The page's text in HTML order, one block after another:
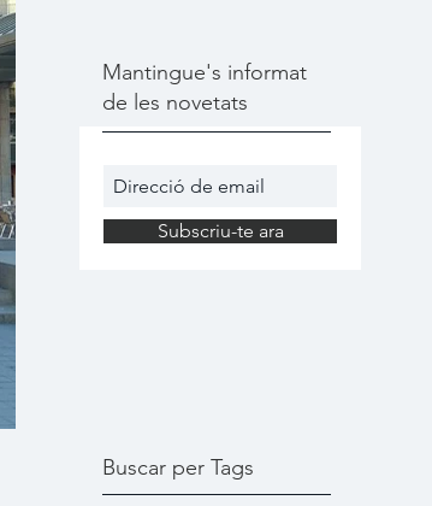
Mantingue's informat
de les novetats
Subscriu-te ara
Buscar per Tags